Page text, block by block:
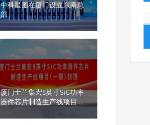
中科星图在厦门设立东南总
部
厦门士兰集宏8英寸SiC功率
器件芯片制造生产线项目喜